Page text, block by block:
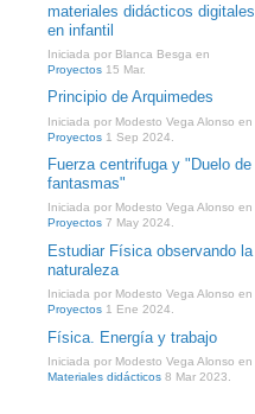
materiales didácticos digitales
en infantil
Iniciada por Blanca Besga en
Proyectos 15 Mar.
Principio de Arquimedes
Iniciada por Modesto Vega Alonso en
Proyectos 1 Sep 2024.
Fuerza centrifuga y "Duelo de
fantasmas"
Iniciada por Modesto Vega Alonso en
Proyectos 7 May 2024.
Estudiar Física observando la
naturaleza
Iniciada por Modesto Vega Alonso en
Proyectos 1 Ene 2024.
Física. Energía y trabajo
Iniciada por Modesto Vega Alonso en
Materiales didácticos 8 Mar 2023.